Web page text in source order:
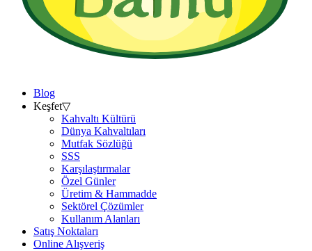
Blog
Keşfet▽
Kahvaltı Kültürü
Dünya Kahvaltıları
Mutfak Sözlüğü
SSS
Karşılaştırmalar
Özel Günler
Üretim & Hammadde
Sektörel Çözümler
Kullanım Alanları
Satış Noktaları
Online Alışveriş